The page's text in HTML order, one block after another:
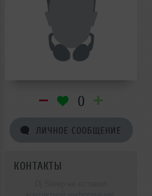
0
ЛИЧНОЕ СООБЩЕНИЕ
КОНТАКТЫ